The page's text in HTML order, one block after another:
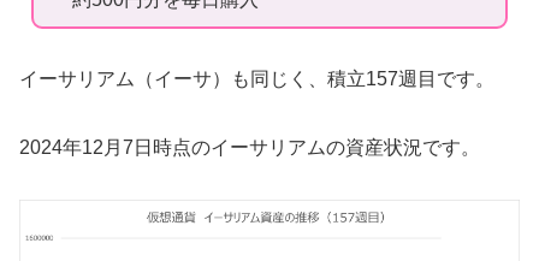
イーサリアム（イーサ）も同じく、積立157週目です。
2024年12月7日時点のイーサリアムの資産状況です。